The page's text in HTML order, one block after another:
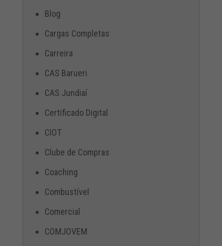
Blog
Cargas Completas
Carreira
CAS Barueri
CAS Jundiaí
Certificado Digital
CIOT
Clube de Compras
Coaching
Combustível
Comercial
COMJOVEM